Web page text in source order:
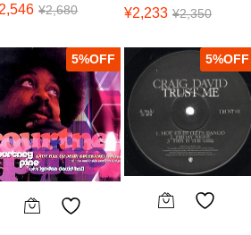
2,546 ¥2,680 ¥2,233 ¥2,350
5% 5%